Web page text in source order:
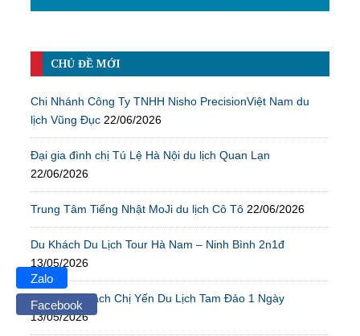
CHỦ ĐỀ MỚI
Chi Nhánh Công Ty TNHH Nisho PrecisionViệt Nam du
lịch Vũng Đục 22/06/2026
Đại gia đình chị Tú Lệ Hà Nội du lịch Quan Lạn
22/06/2026
Trung Tâm Tiếng Nhật MoJi du lịch Cô Tô 22/06/2026
Du Khách Du Lịch Tour Hà Nam – Ninh Bình 2n1đ
13/05/2026
Đoàn Du Khách Chị Yến Du Lịch Tam Đảo 1 Ngày
13/05/2026
Zalo
Facebook